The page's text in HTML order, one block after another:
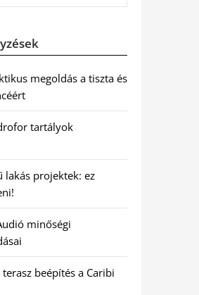
megoldás a tiszta és
tartályok
lakás projektek: ez
minőségi
beépítés a Caribi